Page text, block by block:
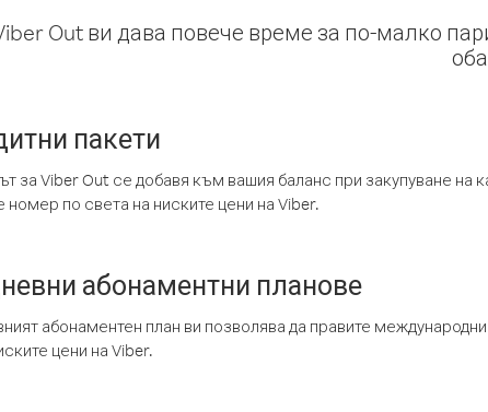
Out ви дава повече време за по-малко
пакети
за Viber Out се добавя към вашия баланс при закупуване
номер по света на ниските цени на Viber.
абонаментни планове
абонаментен план ви позволява да правите
цени на Viber.